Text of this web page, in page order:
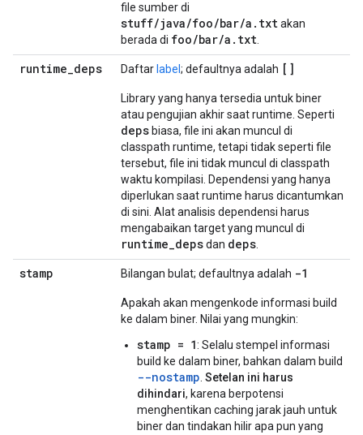
file sumber di
stuff/java/foo/bar/a.txtakan
berada di foo/bar/a.txt
runtime_deps Daftar label ; defaultnya adalah []
Library yang hanya tersedia untuk biner
atau pengujian akhir saat runtime. Seperti
deps biasa, file ini akan muncul di
classpath runtime, tetapi tidak seperti file
tersebut, file ini tidak muncul di classpath
waktu kompilasi. Dependensi yang hanya
diperlukan saat runtime harus dicantumkan
di sini. Alat analisis dependensi harus
mengabaikan target yang muncul di
runtime_depsdan deps
stamp Bilangan bulat; defaultnya adalah -1
Apakah akan mengenkode informasi build
ke dalam biner. Nilai yang mungkin:
stamp = 1: Selalu stempel informasi
build ke dalam biner, bahkan dalam build
--nostamp Setelan ini harus
dihindari, karena berpotensi
menghentikan caching jarak jauh untuk
biner dan tindakan hilir apa pun yang